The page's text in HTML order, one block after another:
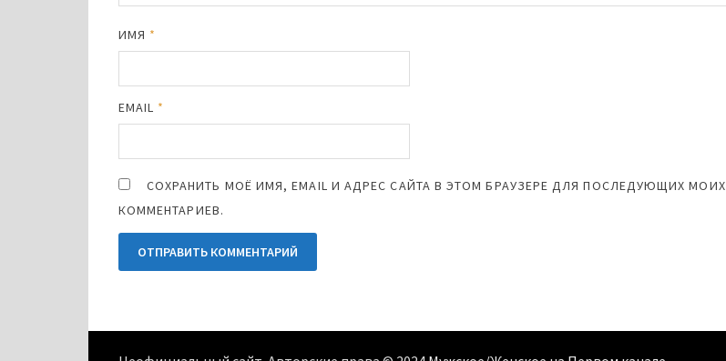
ИМЯ *
EMAIL *
СОХРАНИТЬ МОЁ ИМЯ, EMAIL И АДРЕС САЙТА В ЭТОМ БРАУЗЕРЕ ДЛЯ ПОСЛЕДУЮЩИХ МОИХ
КОММЕНТАРИЕВ.